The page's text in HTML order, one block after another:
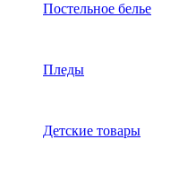
Постельное белье
Пледы
Детские товары